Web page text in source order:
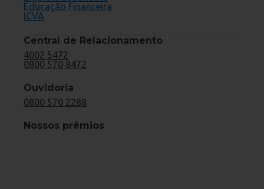
Educação Financeira
ICVA
Central de Relacionamento
4002 5472
0800 570 8472
Ouvidoria
0800 570 2288
Nossos prêmios